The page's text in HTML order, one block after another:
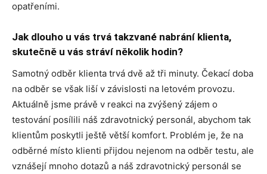
opatřeními.
Jak dlouho u vás trvá takzvané nabrání klienta,
skutečně u vás stráví několik hodin?
Samotný odběr klienta trvá dvě až tři minuty. Čekací doba
na odběr se však liší v závislosti na letovém provozu.
Aktuálně jsme právě v reakci na zvýšený zájem o
testování posílili náš zdravotnický personál, abychom tak
klientům poskytli ještě větší komfort. Problém je, že na
odběrné místo klienti přijdou nejenom na odběr testu, ale
vznášejí mnoho dotazů a náš zdravotnický personál se